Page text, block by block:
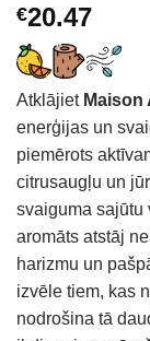
€20.47
Atklājiet Maison
enerģijas un
piemērots
citrusaugļu un
svaiguma sajūtu
aromāts atstāj
harizmu un
izvēle tiem, kas
nodrošina tā